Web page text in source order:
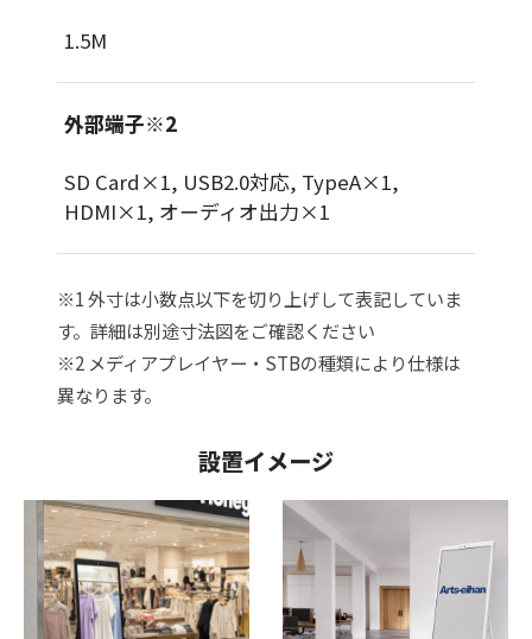
1.5M
外部端子※2
SD Card×1, USB2.0対応, TypeA×1,
HDMI×1, オーディオ出力×1
※1 外寸は小数点以下を切り上げして表記していま
す。詳細は別途寸法図をご確認ください
※2 メディアプレイヤー・STBの種類により仕様は
異なります。
設置イメージ